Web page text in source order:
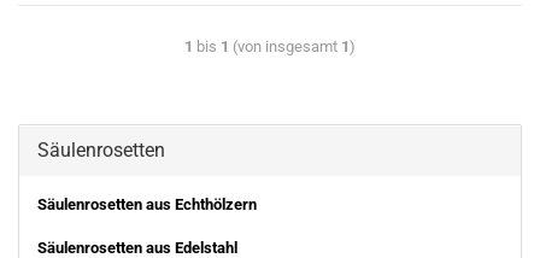
1 bis 1 (von insgesamt 1)
Säulenrosetten
Säulenrosetten aus Echthölzern
Säulenrosetten aus Edelstahl